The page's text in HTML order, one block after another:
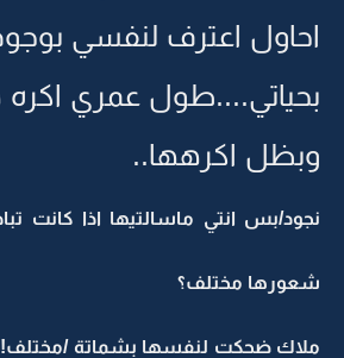
احاول اعترف لنفسي
بحياتي....طول عمري اكره
وبظل اكرهها..
نجود/بس انتي ماسالتيها اذا كانت
شعورها مختلف؟
ملاك ضحكت لنفسها بشماتة /